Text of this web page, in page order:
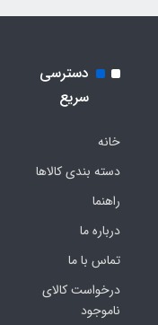
دسترسی
سریع
خانه
دسته بندی کالاها
راهنما
درباره ما
تماس با ما
درخواست کالای
ناموجود